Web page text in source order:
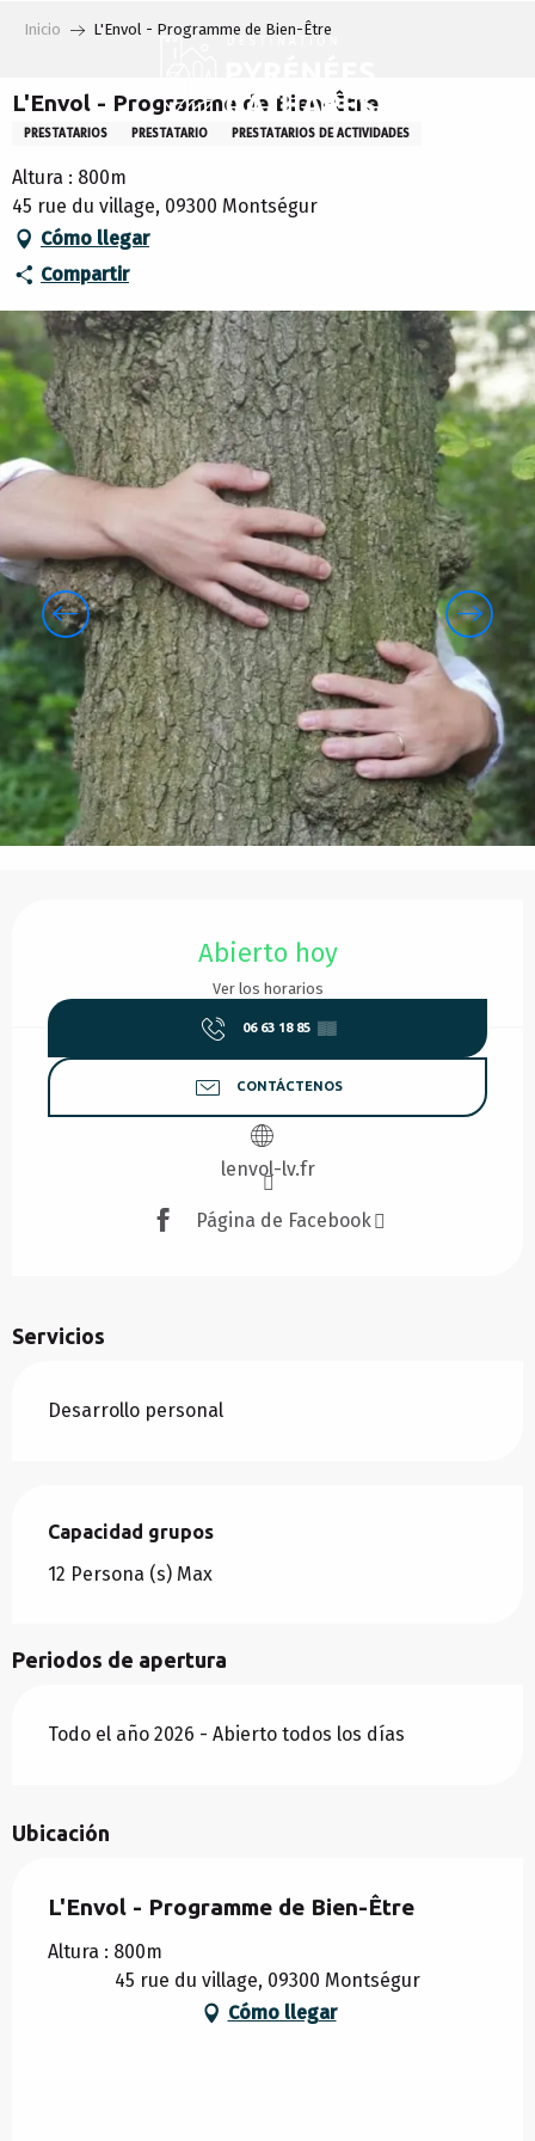
principal
Inicio L'Envol - Programme de Bien-Être
L'Envol - Programme de Bien-Être
PRESTATARIOS PRESTATARIO PRESTATARIOS DE ACTIVIDADES
Altura : 800m
45 rue du village, 09300 Montségur
Cómo llegar
Compartir
Abierto hoy
Ver los horarios
06 63 18 85 ▒▒
CONTÁCTENOS
lenvol-lv.fr
Página de Facebook
Servicios
Desarrollo personal
Capacidad grupos
Capacidad grupos
12 Persona (s) Max
Periodos de apertura
Todo el año 2026 - Abierto todos los días
Ubicación
L'Envol - Programme de Bien-Être
Altura : 800m
45 rue du village, 09300 Montségur
Cómo llegar